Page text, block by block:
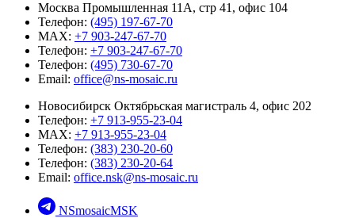
Москва Промышленная 11А, стр 41, офис 104
Телефон: (495) 197-67-70
MAX: +7 903-247-67-70
Телефон: +7 903-247-67-70
Телефон: (495) 730-67-70
Email: office@ns-mosaic.ru
Новосибирск Октябрьская магистраль 4, офис 202
Телефон: +7 913-955-23-04
MAX: +7 913-955-23-04
Телефон: (383) 230-20-60
Телефон: (383) 230-20-64
Email: office.nsk@ns-mosaic.ru
NSmosaicMSK